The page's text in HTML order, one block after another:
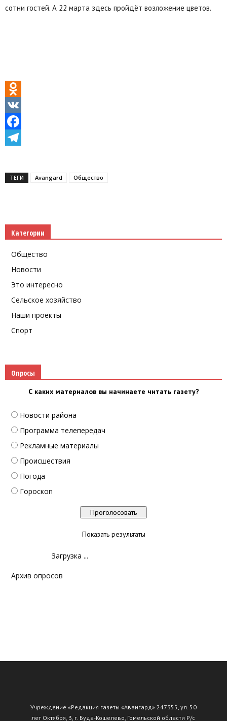
сотни гостей. А 22 марта здесь пройдёт возложение цветов.
Odnoklassniki
VK
Facebook
ТЕГИ Avаngard Общество
Категории
Общество
Новости
Это интересно
Сельское хозяйство
Наши проекты
Спорт
Опросы
С каких материалов вы начинаете читать газету?
Новости района
Программа телепередач
Рекламные материалы
Происшествия
Погода
Гороскоп
Показать результаты
Загрузка ...
Архив опросов
Учреждение «Редакция газеты «Авангард» 247355, ул. 50
лет Октября, 3, г. Буда-Кошелево, Гомельской области Р/с